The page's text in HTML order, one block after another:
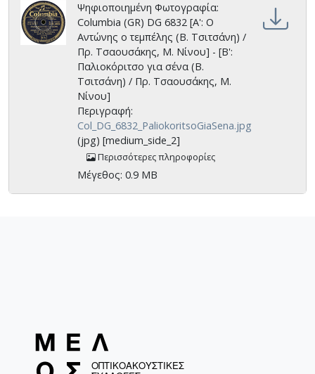
Ψηφιοποιημένη Φωτογραφία:
Columbia (GR) DG 6832 [Α': Ο
Αντώνης ο τεμπέλης (Β. Τσιτσάνη) /
Πρ. Τσαουσάκης, Μ. Νίνου] - [Β':
Παλιοκόριτσο για σένα (Β.
Τσιτσάνη) / Πρ. Τσαουσάκης, Μ.
Νίνου]
Περιγραφή:
Col_DG_6832_PaliokoritsoGiaSena.jpg
(jpg) [medium_side_2]
Περισσότερες πληροφορίες
Μέγεθος: 0.9 MB